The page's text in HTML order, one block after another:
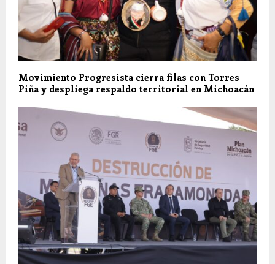
Movimiento Progresista cierra filas con Torres
Piña y despliega respaldo territorial en Michoacán